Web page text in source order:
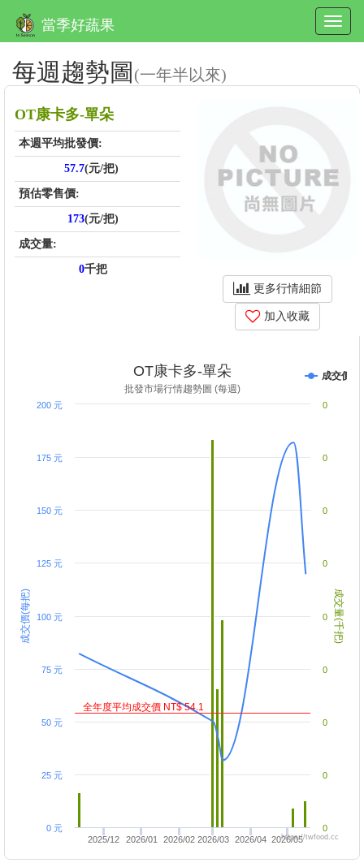
當季好蔬果
每週趨勢圖 (一年半以來)
OT康卡多-單朵
本週平均批發價:
57.7(元/把)
預估零售價:
173(元/把)
成交量:
0千把
更多行情細節
加入收藏
成交價(每把) 成交量(千把)
OT康卡多-單朵
批發市場行情趨勢圖 (每週)
成交價
2025/12 2026/01 2026/02 2026/03 2026/04 2026/05
0 元
25 元
50 元
75 元
100 元
125 元
150 元
175 元
200 元
0
0
0
0
0
0
0
0
0
https://twfood.cc
全年度平均成交價 NT$ 54.1